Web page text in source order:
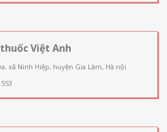
Việt Anh
xã Ninh Hiệp, huyện Gia Lâm, Hà nội